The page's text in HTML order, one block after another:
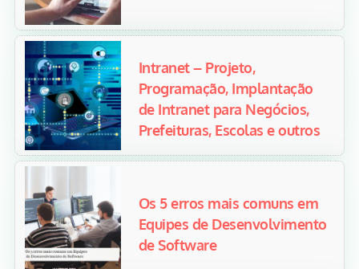
Intranet – Projeto,
Programação, Implantação
de Intranet para Negócios,
Prefeituras, Escolas e outros
Os 5 erros mais comuns em
Equipes de Desenvolvimento
de Software